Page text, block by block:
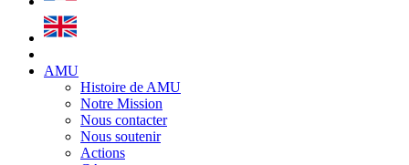
AMU
Histoire de AMU
Notre Mission
Nous contacter
Nous soutenir
Actions